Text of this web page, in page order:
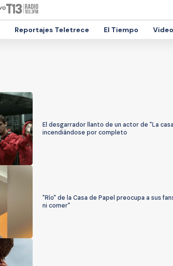
Reportajes Teletrece El Tiempo Video
El desgarrador llanto de un actor de "La
incendiándose por completo
"Río" de la Casa de Papel preocupa a sus
ni comer"